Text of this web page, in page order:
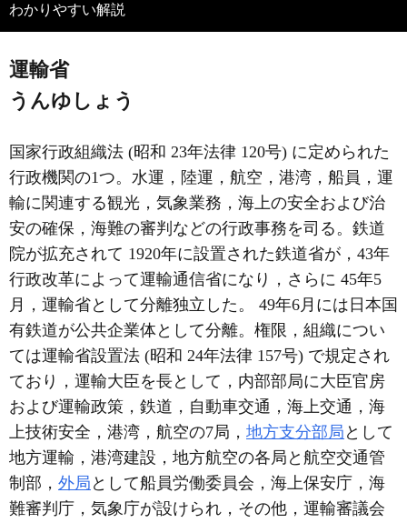
わかりやすい解説
運輸省
うんゆしょう
国家行政組織法 (昭和 23年法律 120号) に定められた
行政機関の1つ。水運，陸運，航空，港湾，船員，運
輸に関連する観光，気象業務，海上の安全および治
安の確保，海難の審判などの行政事務を司る。鉄道
院が拡充されて 1920年に設置された鉄道省が，43年
行政改革によって運輸通信省になり，さらに 45年5
月，運輸省として分離独立した。 49年6月には日本国
有鉄道が公共企業体として分離。権限，組織につい
ては運輸省設置法 (昭和 24年法律 157号) で規定され
ており，運輸大臣を長として，内部部局に大臣官房
および運輸政策，鉄道，自動車交通，海上交通，海
上技術安全，港湾，航空の7局， 地方支分部局 として
地方運輸，港湾建設，地方航空の各局と航空交通管
制部， 外局 として船員労働委員会，海上保安庁，海
難審判庁，気象庁が設けられ，その他，運輸審議会